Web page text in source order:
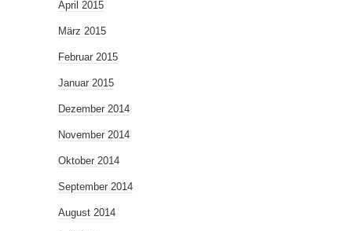
April 2015
März 2015
Februar 2015
Januar 2015
Dezember 2014
November 2014
Oktober 2014
September 2014
August 2014